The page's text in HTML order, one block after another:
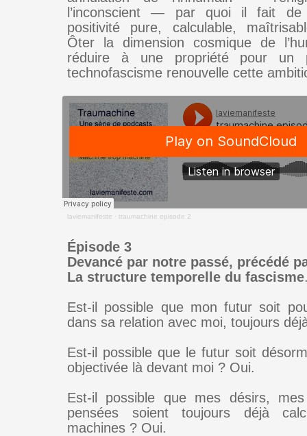
l’inconscient — par quoi il fait de
positivité pure, calculable,
Ôter la dimension cosmique de
réduire à une propriété pour un
technofascisme renouvelle cette
laviemanifeste · traumachine episode 2
Épisode 3
Devancé par notre passé, précédé
La structure temporelle du fascisme
Est-il possible que mon futur soit
dans sa relation avec moi, toujours
Est-il possible que le futur soit
objectivée là devant moi ? Oui.
Est-il possible que mes désirs,
pensées soient toujours déjà
machines ? Oui.